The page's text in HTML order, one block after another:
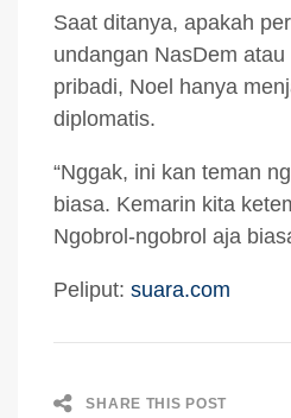
Saat ditanya, apakah
undangan NasDem
pribadi, Noel hanya
diplomatis.
“Nggak, ini kan teman
biasa. Kemarin kita
Ngobrol-ngobrol aja
Peliput: suara.com
SHARE THIS POST